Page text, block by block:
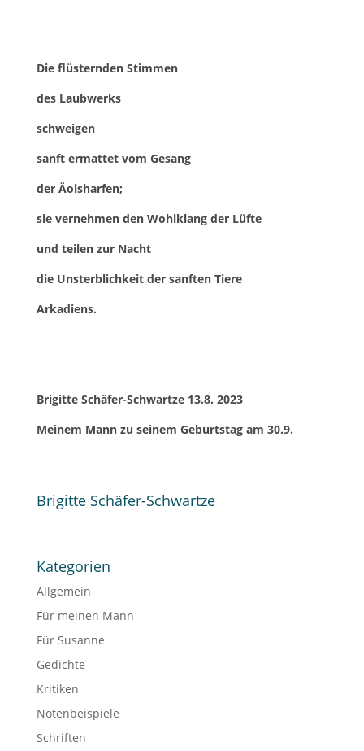
Die flüsternden Stimmen
des Laubwerks
schweigen
sanft ermattet vom Gesang
der Äolsharfen;
sie vernehmen den Wohlklang der Lüfte
und teilen zur Nacht
die Unsterblichkeit der sanften Tiere
Arkadiens.
Brigitte Schäfer-Schwartze 13.8. 2023
Meinem Mann zu seinem Geburtstag am 30.9.
Brigitte Schäfer-Schwartze
Kategorien
Allgemein
Für meinen Mann
Für Susanne
Gedichte
Kritiken
Notenbeispiele
Schriften